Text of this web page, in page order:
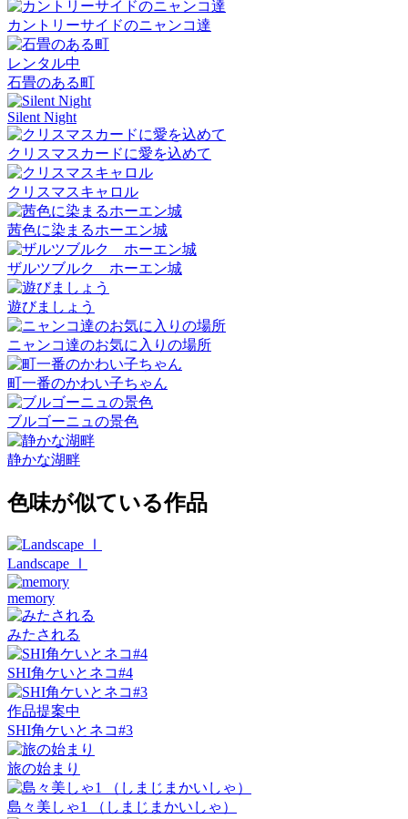
カントリーサイドのニャンコ達
レンタル中
石畳のある町
Silent Night
クリスマスカードに愛を込めて
クリスマスキャロル
茜色に染まるホーエン城
ザルツブルク ホーエン城
遊びましょう
ニャンコ達のお気に入りの場所
町一番のかわい子ちゃん
ブルゴーニュの景色
静かな湖畔
色味が似ている作品
Landscape Ⅰ
memory
みたされる
SHI角ケいとネコ#4
作品提案中
SHI角ケいとネコ#3
旅の始まり
島々美しゃ1 （しまじまかいしゃ）